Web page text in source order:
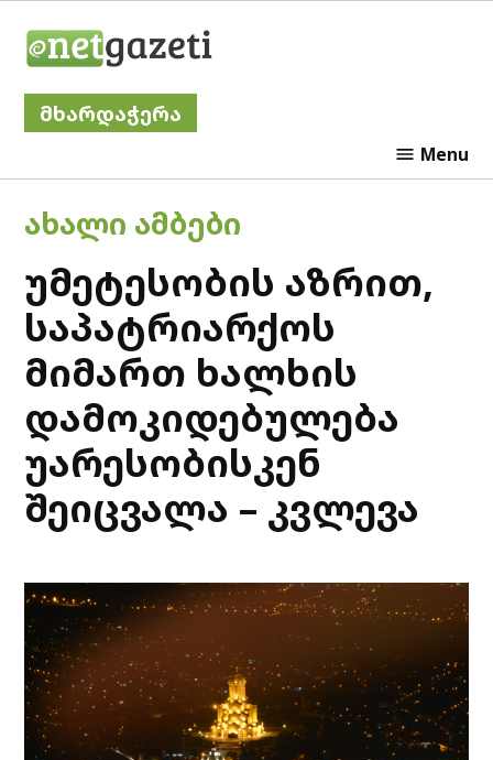
მხარდაჭერა
Menu
POSTED
IN
ᲐᲮᲐᲚᲘ ᲐᲛᲑᲔᲑᲘ
უმეტესობის აზრით,
საპატრიარქოს
მიმართ ხალხის
დამოკიდებულება
უარესობისკენ
შეიცვალა – კვლევა